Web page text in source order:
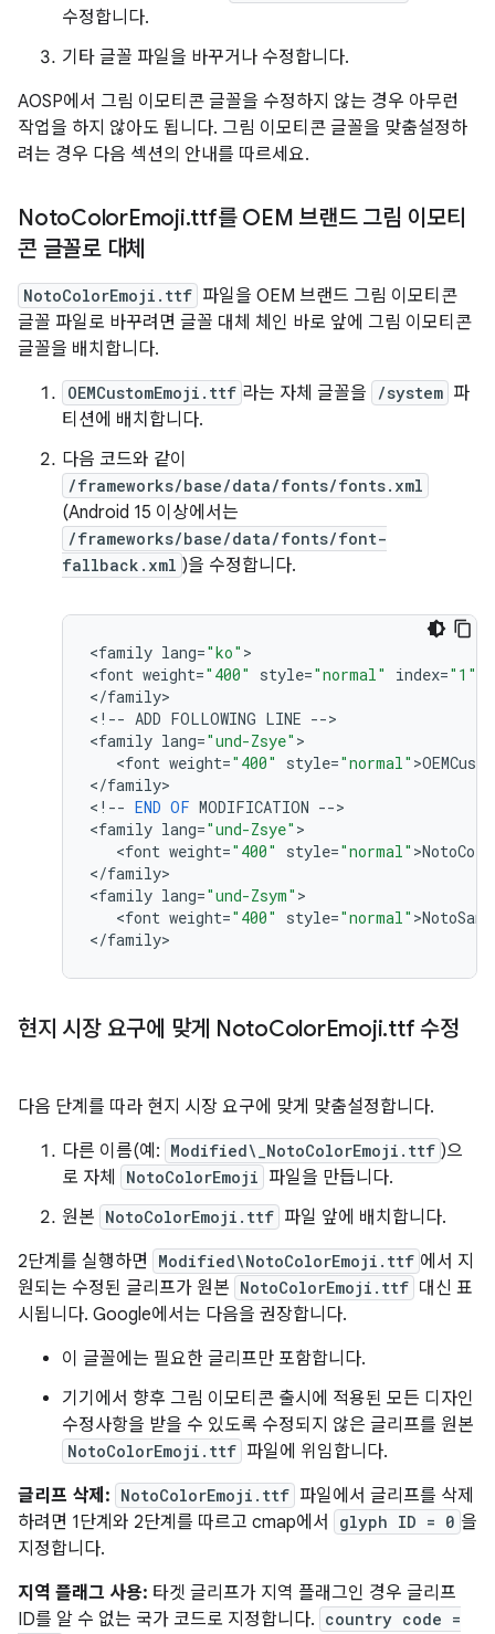
수정합니다.
기타 글꼴 파일을 바꾸거나 수정합니다.
AOSP에서 그림 이모티콘 글꼴을 수정하지 않는 경우 아무런
작업을 하지 않아도 됩니다. 그림 이모티콘 글꼴을 맞춤설정하
려는 경우 다음 섹션의 안내를 따르세요.
NotoColorEmoji.ttf를 OEM 브랜드 그림 이모티
콘 글꼴로 대체
NotoColorEmoji.ttf 파일을 OEM 브랜드 그림 이모티콘
글꼴 파일로 바꾸려면 글꼴 대체 체인 바로 앞에 그림 이모티콘
글꼴을 배치합니다.
OEMCustomEmoji.ttf 라는 자체 글꼴을 /system 파
티션에 배치합니다.
다음 코드와 같이
/frameworks/base/data/fonts/fonts.xml
(Android 15 이상에서는
/frameworks/base/data/fonts/font-
fallback.xml )을 수정합니다.
<family lang="ko" >
<font weight="400" style="normal" index="1"
</family>
< ! -- ADD FOLLOWING LINE -->
<family lang="und-Zsye" >
   <
font weight="400" style="normal" >
</family>
< ! -- END OF MODIFICATION -->
<family lang="und-Zsye" >
   <
font weight="400" style="normal" >
</family>
<family lang="und-Zsym" >
   <
font weight="400" style="normal" >
</family
현지 시장 요구에 맞게 NotoColorEmoji.ttf 수정
다음 단계를 따라 현지 시장 요구에 맞게 맞춤설정합니다.
다른 이름(예: Modified\_NotoColorEmoji.ttf )으
로 자체
NotoColorEmoji 파일을 만듭니다.
원본 NotoColorEmoji.ttf 파일 앞에 배치합니다.
2단계를 실행하면
Modified\NotoColorEmoji.ttf 에서 지
원되는 수정된 글리프가 원본 NotoColorEmoji.ttf 대신 표
시됩니다. Google에서는 다음을 권장합니다.
이 글꼴에는 필요한 글리프만 포함합니다.
기기에서 향후 그림 이모티콘 출시에 적용된 모든 디자인
수정사항을 받을 수 있도록 수정되지 않은 글리프를 원본
NotoColorEmoji.ttf 파일에 위임합니다.
글리프 삭제: NotoColorEmoji.ttf 파일에서 글리프를 삭제
하려면 1단계와 2단계를 따르고 cmap에서
glyph ID = 0 을
지정합니다.
지역 플래그 사용: 타겟 글리프가 지역 플래그인 경우 글리프
ID를 알 수 없는 국가 코드로 지정합니다. country code =